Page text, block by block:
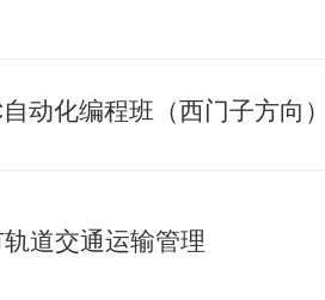
动化编程班（西门子方向
道交通运输管理